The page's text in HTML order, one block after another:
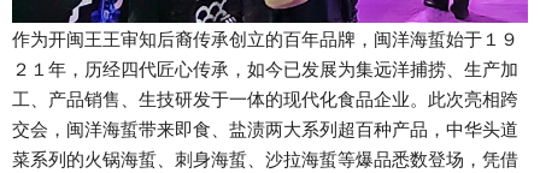
作为开闽王王审知后裔传承创立的百年品牌，闽洋海蜇始于１９
２１年，历经四代匠心传承，如今已发展为集远洋捕捞、生产加
工、产品销售、生技研发于一体的现代化食品企业。此次亮相跨
交会，闽洋海蜇带来即食、盐渍两大系列超百种产品，中华头道
菜系列的火锅海蜇、刺身海蜇、沙拉海蜇等爆品悉数登场，凭借